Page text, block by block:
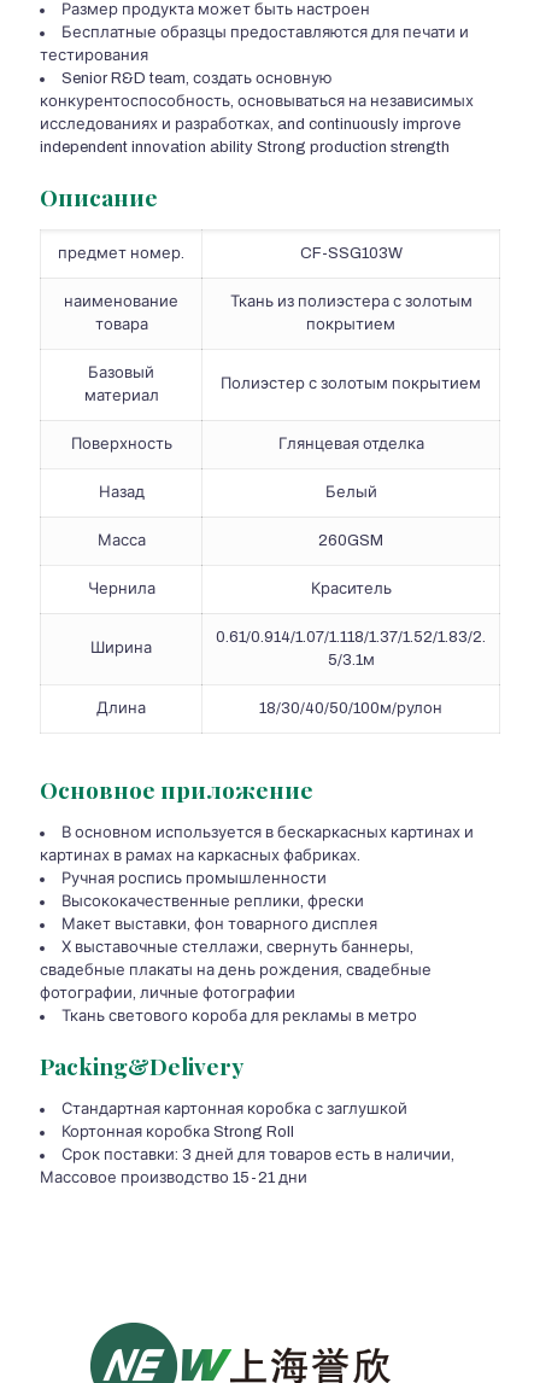
Размер продукта может быть настроен
Бесплатные образцы предоставляются для печати и
тестирования
Senior R&D team, создать основную
конкурентоспособность, основываться на независимых
исследованиях и разработках, and continuously improve
independent innovation ability Strong production strength
Описание
предмет номер. CF-SSG103W
наименование
товара
Ткань из полиэстера с золотым
покрытием
Базовый
материал
Полиэстер с золотым покрытием
Поверхность Глянцевая отделка
Назад Белый
Масса 260GSM
Чернила Краситель
Ширина
0.61/0.914/1.07/1.118/1.37/1.52/1.83/2.
5/3.1м
Длина 18/30/40/50/100м/рулон
Основное приложение
В основном используется в бескаркасных картинах и
картинах в рамах на каркасных фабриках.
Ручная роспись промышленности
Высококачественные реплики, фрески
Макет выставки, фон товарного дисплея
Х выставочные стеллажи, свернуть баннеры,
свадебные плакаты на день рождения, свадебные
фотографии, личные фотографии
Ткань светового короба для рекламы в метро
Packing&Delivery
Стандартная картонная коробка с заглушкой
Кортонная коробка Strong Roll
Срок поставки: 3 дней для товаров есть в наличии,
Массовое производство 15-21 дни